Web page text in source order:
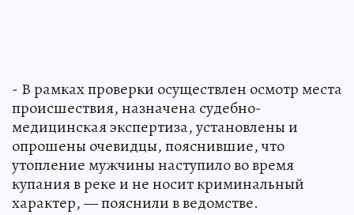
- В рамках проверки осуществлен осмотр места
происшествия, назначена судебно-
медицинская экспертиза, установлены и
опрошены очевидцы, пояснившие, что
утопление мужчины наступило во время
купания в реке и не носит криминальный
характер, — пояснили в ведомстве.